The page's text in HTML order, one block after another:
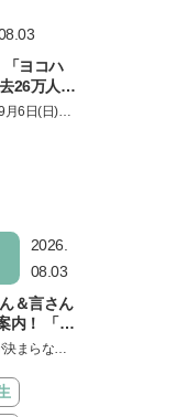
「ヨコハ
26万人を
ぶりに
ガイド
6日(日)、
恐竜の食
2026.
08.03
＆言さん
内！ 「よ
びながら
決まらな
、よみう
!!…